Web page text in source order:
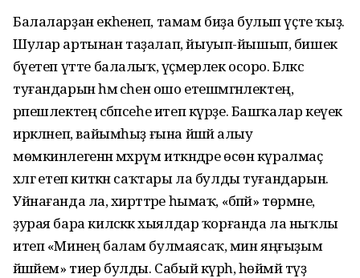
Балаларҙан екһенеп, тамам биҙа булып үҫте ҡыҙ.
Шулар артынан таҙалап, йыуып-йышып, бишек
бәүетеп үтте балалыҡ, үҫмерлек осоро. Бәләкәс
туғандарын һәм әсәһен ошо етешмәгәнлектең,
әрпешлектең сәбәпсеһе итеп күрҙе. Башҡалар кеүек
иркәләнеп, вайымһыҙ ғына йәшәй алыу
мөмкинлегенән мәхрүм иткәндәре өсөн күралмаҫ
хәлгә етеп киткән саҡтары ла булды туғандарын.
Уйнағанда ла, әхирәттәре һымаҡ, «бәпәй» төрмәне,
ҙурая бара киләсәккә хыялдар ҡорғанда ла ныҡлы
итеп «Минең балам булмаясаҡ, мин яңғыҙым
йәшәйем» тиер булды. Сабый күрһә, һөймәй түҙә